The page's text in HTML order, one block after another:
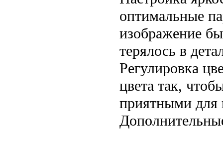
оптимальные
изображение
терялось в
Регулировка
цвета так,
приятными для